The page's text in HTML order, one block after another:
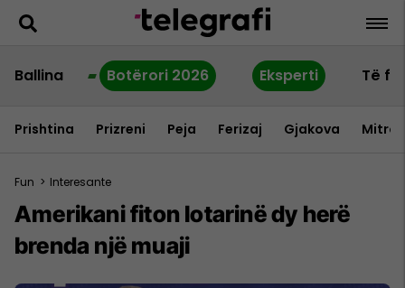
Ballina Botërori 2026 Eksperti Të
Prishtina Prizreni Peja Ferizaj Gjakova
Fun > Interesante
Amerikani fiton lotarinë dy herë
brenda një muaji